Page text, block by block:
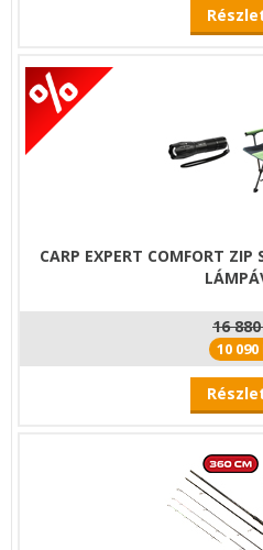
CARP EXPERT COMFORT
16
10